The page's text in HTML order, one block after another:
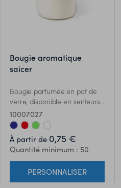
bougie aromatique
saicer
Bougie parfumée en pot de
verre, disponible en senteurs
assorties : blanc vanille baies
rouges bleu océan et vert
mousse. Avec label Made In
Europe.
10007027
À partir de 0,75 €
Quantité minimum : 50
PERSONNALISER